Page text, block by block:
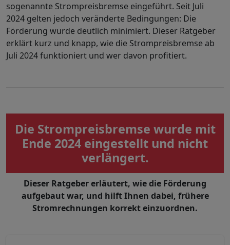
sogenannte Strompreisbremse eingeführt. Seit Juli
2024 gelten jedoch veränderte Bedingungen: Die
Förderung wurde deutlich minimiert. Dieser Ratgeber
erklärt kurz und knapp, wie die Strompreisbremse ab
Juli 2024 funktioniert und wer davon profitiert.
Die Strompreisbremse wurde mit
Ende 2024 eingestellt und nicht
verlängert.
Dieser Ratgeber erläutert, wie die Förderung
aufgebaut war, und hilft Ihnen dabei, frühere
Stromrechnungen korrekt einzuordnen.